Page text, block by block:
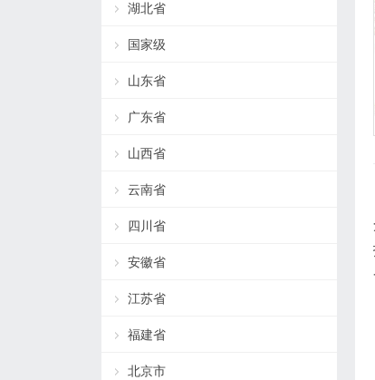
湖北省
国家级
山东省
广东省
山西省
云南省
四川省
安徽省
江苏省
福建省
北京市